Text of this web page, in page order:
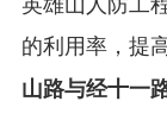
的利用率，提
山路与经十一